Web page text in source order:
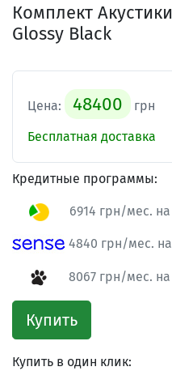
Комплект
Glossy Black
Цена: 48400 грн
Бесплатная доставка
Кредитные программы:
6914 грн/мес.
4840 грн/мес.
8067 грн/мес.
Купить
Купить в один клик: